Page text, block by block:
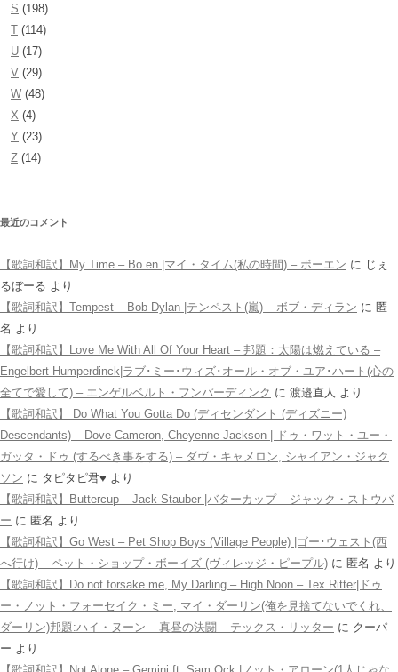
S (198)
T (114)
U (17)
V (29)
W (48)
X (4)
Y (23)
Z (14)
最近のコメント
【歌詞和訳】My Time – Bo en |マイ・タイム(私の時間) – ボーエン に じぇ
るぼーる より
【歌詞和訳】Tempest – Bob Dylan |テンペスト(嵐) – ボブ・ディラン に 匿
名 より
【歌詞和訳】Love Me With All Of Your Heart – 邦題：太陽は燃えている –
Engelbert Humperdinck|ラブ･ミー･ウィズ･オール・オブ・ユア･ハート(心の
全てで愛して) – エンゲルベルト・フンパーディンク に 渡邉直人 より
【歌詞和訳】 Do What You Gotta Do (ディセンダント (ディズニー)
Descendants) – Dove Cameron, Cheyenne Jackson | ドゥ・ワット・ユー・
ガッタ・ドゥ (するべき事をする) – ダヴ・キャメロン, シャイアン・ジャク
ソン に タピタピ君♥️ より
【歌詞和訳】Buttercup – Jack Stauber |バターカップ – ジャック・ストウバ
ー に 匿名 より
【歌詞和訳】Go West – Pet Shop Boys (Village People) |ゴー･ウェスト(西
へ行け) – ペット・ショップ・ボーイズ (ヴィレッジ・ピープル) に 匿名 より
【歌詞和訳】Do not forsake me, My Darling – High Noon – Tex Ritter|ドゥ
ー・ノット・フォーセイク・ミー, マイ・ダーリン(俺を見捨てないでくれ、
ダーリン)邦題:ハイ・ヌーン – 真昼の決闘 – テックス・リッター に クーパ
ー より